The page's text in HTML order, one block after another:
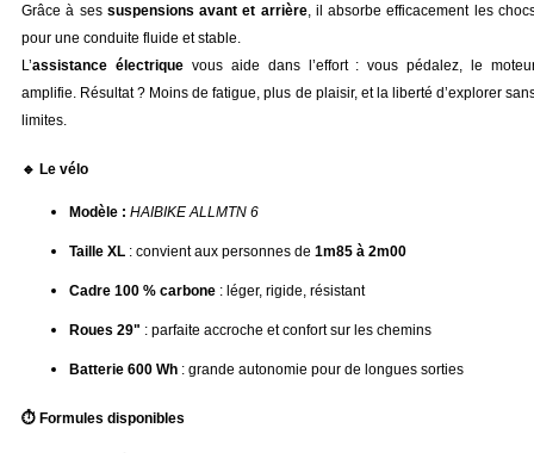
Grâce à ses suspensions avant et arrière, il absorbe efficacement les
pour une conduite fluide et stable.
L’assistance électrique vous aide dans l’effort : vous pédalez, le
amplifie. Résultat ? Moins de fatigue, plus de plaisir, et la liberté d’explorer
limites.
🔹 Le vélo
Modèle : HAIBIKE ALLMTN 6
Taille XL : convient aux personnes de 1m85 à 2m00
Cadre 100 % carbone : léger, rigide, résistant
Roues 29" : parfaite accroche et confort sur les chemins
Batterie 600 Wh : grande autonomie pour de longues sorties
⏱️ Formules disponibles